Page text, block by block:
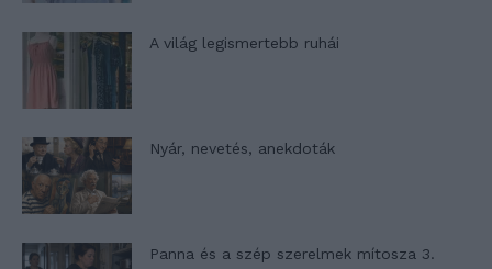
A világ legismertebb ruhái
Nyár, nevetés, anekdoták
Panna és a szép szerelmek mítosza 3.